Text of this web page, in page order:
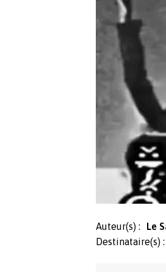
Auteur(s) :
Le
Destinataire(s) :